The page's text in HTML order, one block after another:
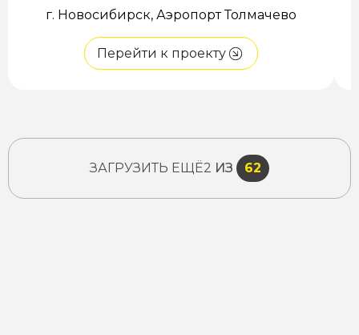
г. Новосибирск, Аэропорт Толмачево
Перейти к проекту
ЗАГРУЗИТЬ ЕЩЁ2 ИЗ 62